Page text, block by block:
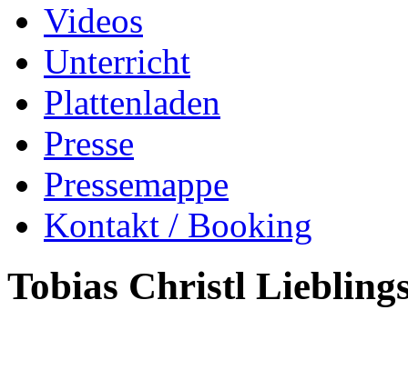
Videos
Unterricht
Plattenladen
Presse
Pressemappe
Kontakt / Booking
Tobias Christl